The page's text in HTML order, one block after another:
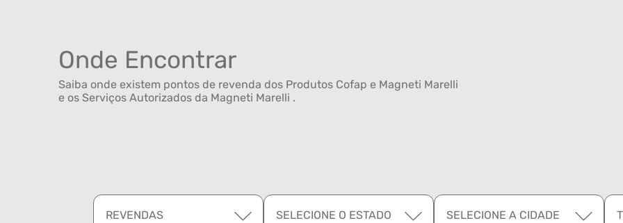
Onde Encontrar
Saiba onde existem pontos de revenda dos Produtos Cofap e Magneti Marelli
e os Serviços Autorizados da Magneti Marelli .
REVENDAS SELECIONE O ESTADO SELECIONE A CIDADE